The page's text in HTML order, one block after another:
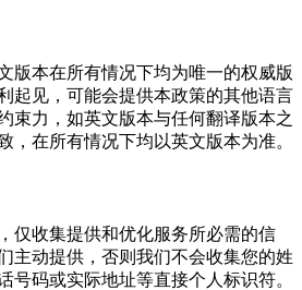
版本在所有情况下均为唯一的权威版
起见，可能会提供本政策的其他语言
束力，如英文版本与任何翻译版本之
，在所有情况下均以英文版本为准。
仅收集提供和优化服务所必需的信
主动提供，否则我们不会收集您的姓
号码或实际地址等直接个人标识符。